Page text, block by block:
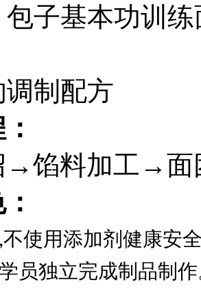
包子基本功训
调制配方
→馅料加工→
使用添加剂健康安
员独立完成制品制